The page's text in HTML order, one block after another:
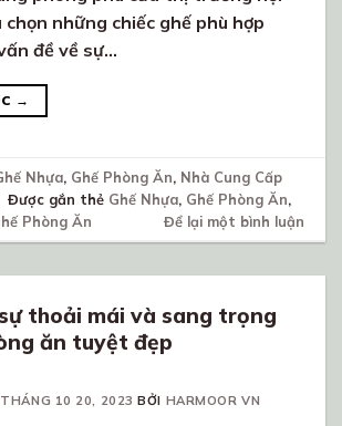
những chiếc ghế phù hợp
đề về sự…
→
Nhựa, Ghế Phòng Ăn, Nhà Cung Cấp
Được gắn thẻ Ghế Nhựa, Ghế Phòng Ăn,
Phòng Ăn
Để lại một bình luận
thoải mái và sang trọng
ăn tuyệt đẹp
THÁNG 10 20, 2023 BỞI HARMOOR VN